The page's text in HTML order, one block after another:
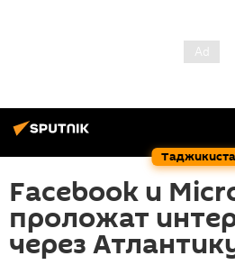
Facebook и
проложат
через